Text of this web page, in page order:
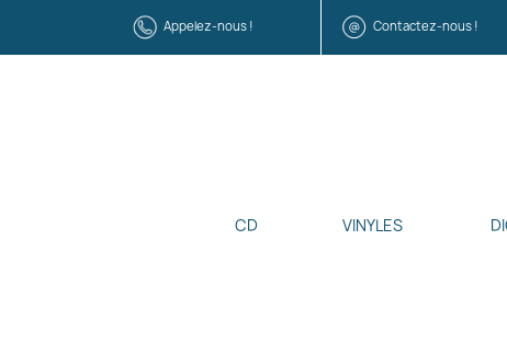
Appelez-nous ! Contactez-nous !
CD VINYLES